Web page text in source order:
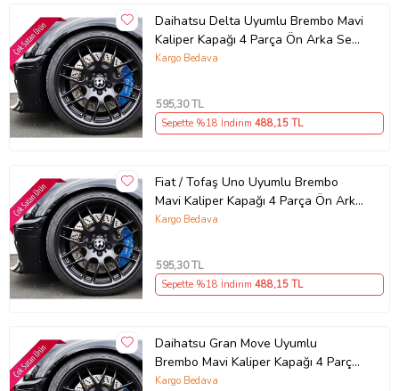
Daihatsu Delta Uyumlu Brembo Mavi
Kaliper Kapağı 4 Parça Ön Arka Set
(Karışık)
Kargo Bedava
595,30 TL
Sepette %18 İndirim 488,15 TL
Fiat / Tofaş Uno Uyumlu Brembo
Mavi Kaliper Kapağı 4 Parça Ön Arka
Set (Karışık)
Kargo Bedava
595,30 TL
Sepette %18 İndirim 488,15 TL
Daihatsu Gran Move Uyumlu
Brembo Mavi Kaliper Kapağı 4 Parça
Ön Arka Set (Karışık)
Kargo Bedava